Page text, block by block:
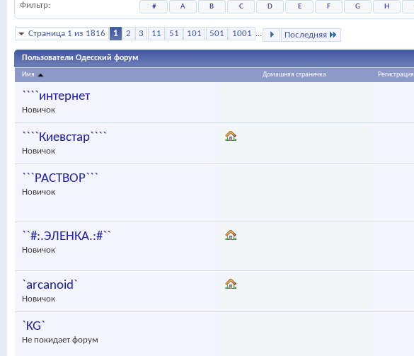
Фильтр # A B C D E F G H
Страница 1 из 1816 1 2 3 11 51 101 501 1001 ... Последняя
Пользователи Одесский форум
Имя Домашняя страничка Регистрация
````интернет
Новичок
````Киевстар````
Новичок
```PACTBOP```
Новичок
``#:.ЭЛЕНКА.:#``
Новичок
`arcanoid`
Новичок
`KG`
Не покидает форум